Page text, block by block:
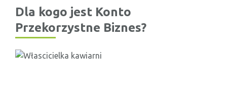
Dla kogo jest Konto
Przekorzystne Biznes?